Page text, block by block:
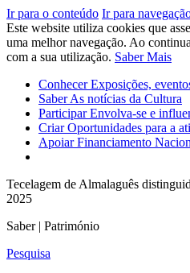
Ir para o conteúdo Ir para
Este website utiliza cookies que
uma melhor navegação. Ao
com a sua utilização. Saber Mais
ConhecerExposições,
SaberAs notícias da Cultura
ParticiparEnvolva-se e
CriarOportunidades para a
ApoiarFinanciamento
Tecelagem de Almalaguês
2025
Saber | Património
Pesquisa